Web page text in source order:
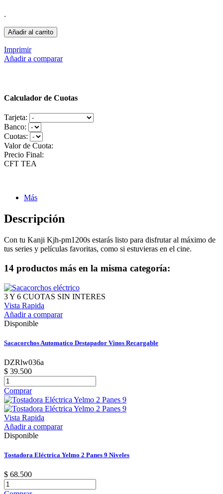
.
Añadir al carrito
Imprimir
Añadir a comparar
Calculador de Cuotas
Tarjeta:
Banco:
Cuotas:
Valor de Cuota:
Precio Final:
CFT TEA
Más
Descripción
Con tu Kanji Kjh-pm1200s estarás listo para disfrutar al máximo de
tus series y películas favoritas, como si estuvieras en el cine.
14 productos más en la misma categoría:
3 Y 6 CUOTAS SIN INTERES
Vista Rapida
Añadir a comparar
Disponible
Sacacorchos Automatico Destapador Vinos Recargable
DZRlw036a
$ 39.500
Comprar
Vista Rapida
Añadir a comparar
Disponible
Tostadora Eléctrica Yelmo 2 Panes 9 Niveles
$ 68.500